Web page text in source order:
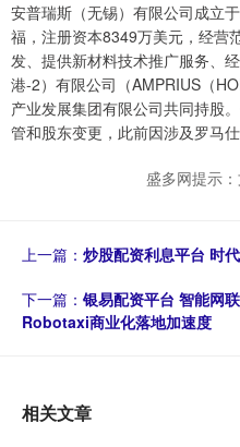
安普瑞斯（无锡）有限公司成立
福，注册资本8349万美元，经营
发、提供新材料技术推广服务、
港-2）有限公司（AMPRIUS（
产业发展集团有限公司共同持股
管和股东变更，此前因涉及罗马
盛多网提示
上一篇： 炒股配资利息平台 时
下一篇： 银易配资平台 智能网
Robotaxi商业化落地加速度
相关文章